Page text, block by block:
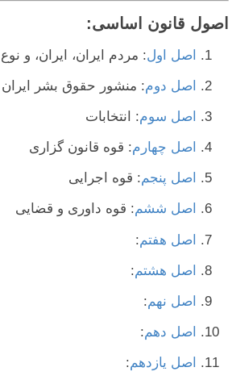
قانون اساسی:
اصل اول : مردم ایران، ایران، و
اصل دوم: منشور حقوق بشر ایران
اصل سوم: انتخابات
اصل چهارم: قوه قانون گزاری
اصل پنجم: قوه اجرایی
اصل ششم: قوه داوری و قضایی
اصل هفتم:
اصل هشتم:
اصل نهم:
اصل دهم:
اصل یازدهم: